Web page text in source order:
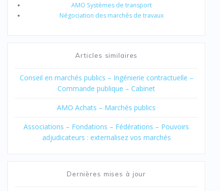
AMO Systèmes de transport
Négociation des marchés de travaux
Articles similaires
Conseil en marchés publics – Ingénierie contractuelle –
Commande publique – Cabinet
AMO Achats – Marchés publics
Associations – Fondations – Fédérations – Pouvoirs
adjudicateurs : externalisez vos marchés
Dernières mises à jour